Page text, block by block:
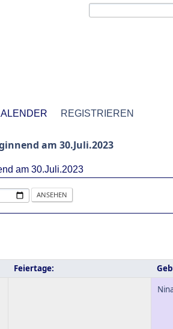
REGISTRIEREN
am 30.Juli.2023
am 30.Juli.2023
Feiertage: